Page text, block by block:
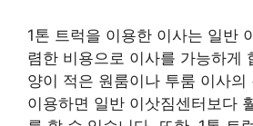
1톤 트럭을 이용한 이사는 일반
렴한 비용으로 이사를 가능하게
양이 적은 원룸이나 투룸 이사의
이용하면 일반 이삿짐센터보다